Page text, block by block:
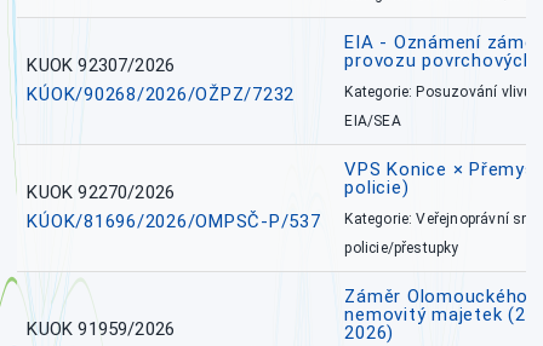
KUOK 92307/2026
KÚOK/90268/2026/OŽPZ/7232
EIA - Oznámení
provozu povrchových
Kategorie: Posuzování vlivů
EIA/SEA
KUOK 92270/2026
KÚOK/81696/2026/OMPSČ-P/537
VPS Konice ×
policie)
Kategorie: Veřejnoprávní
policie/přestupky
KUOK 91959/2026
Záměr Olomouckého
nemovitý majetek
2026)